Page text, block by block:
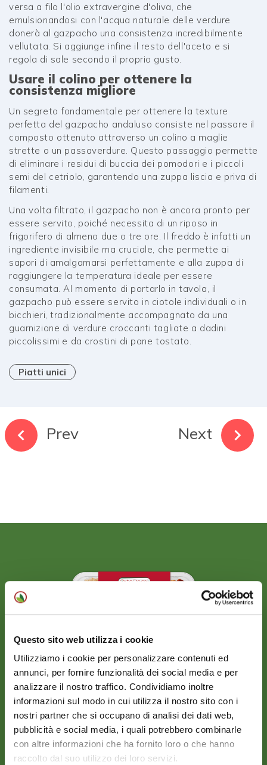
Questo sito web utilizza i cookie
Utilizziamo i cookie per personalizzare contenuti ed
annunci, per fornire funzionalità dei social media e per
analizzare il nostro traffico. Condividiamo inoltre
informazioni sul modo in cui utilizza il nostro sito con i
nostri partner che si occupano di analisi dei dati web,
pubblicità e social media, i quali potrebbero combinarle
con altre informazioni che ha fornito loro o che hanno
raccolto dal suo utilizzo dei loro servizi.
versa a filo l'olio extravergine d'oliva, che
emulsionandosi con l'acqua naturale delle verdure
donerà al gazpacho una consistenza incredibilmente
vellutata. Si aggiunge infine il resto dell'aceto e si
regola di sale secondo il proprio gusto.
Usare il colino per ottenere la
consistenza migliore
Un segreto fondamentale per ottenere la texture
perfetta del gazpacho andaluso consiste nel passare il
composto ottenuto attraverso un colino a maglie
strette o un passaverdure. Questo passaggio permette
di eliminare i residui di buccia dei pomodori e i piccoli
semi del cetriolo, garantendo una zuppa liscia e priva di
filamenti.
Una volta filtrato, il gazpacho non è ancora pronto per
essere servito, poiché necessita di un riposo in
frigorifero di almeno due o tre ore. Il freddo è infatti un
ingrediente invisibile ma cruciale, che permette ai
sapori di amalgamarsi perfettamente e alla zuppa di
raggiungere la temperatura ideale per essere
consumata. Al momento di portarlo in tavola, il
gazpacho può essere servito in ciotole individuali o in
bicchieri, tradizionalmente accompagnato da una
guarnizione di verdure croccanti tagliate a dadini
piccolissimi e da crostini di pane tostato.
Piatti unici
Prev Next
MIX DI CEREALI CON
FINOCCHIO E POMODORI
SECCHI